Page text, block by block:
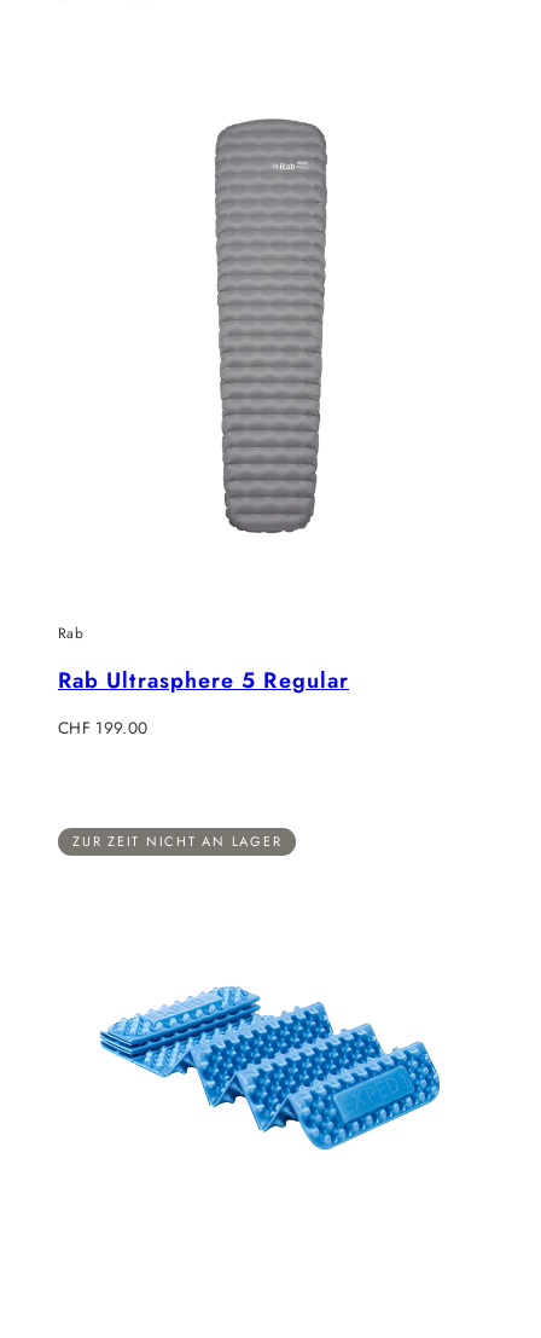
Rab
Rab Ultrasphere 5 Regular
Regulärer
CHF 199.00
ZUR ZEIT NICHT AN LAGER